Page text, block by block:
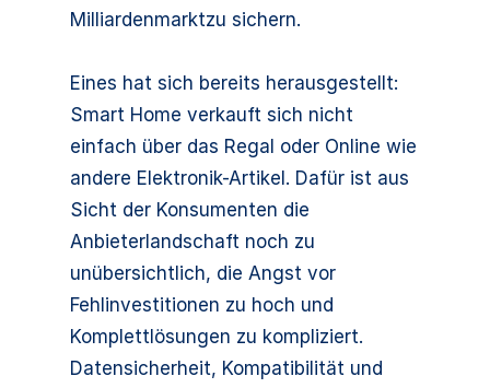
Milliardenmarktzu sichern.
Eines hat sich bereits herausgestellt:
Smart Home verkauft sich nicht
einfach über das Regal oder Online wie
andere Elektronik-Artikel. Dafür ist aus
Sicht der Konsumenten die
Anbieterlandschaft noch zu
unübersichtlich, die Angst vor
Fehlinvestitionen zu hoch und
Komplettlösungen zu kompliziert.
Datensicherheit, Kompatibilität und